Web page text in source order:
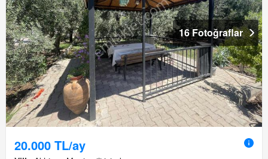
16 Fotoğraflar
20.000 TL/ay